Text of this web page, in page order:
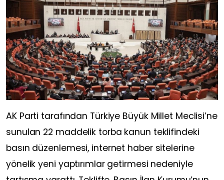
AK Parti tarafından Türkiye Büyük Millet Meclisi’ne
sunulan 22 maddelik torba kanun teklifindeki
basın düzenlemesi, internet haber sitelerine
yönelik yeni yaptırımlar getirmesi nedeniyle